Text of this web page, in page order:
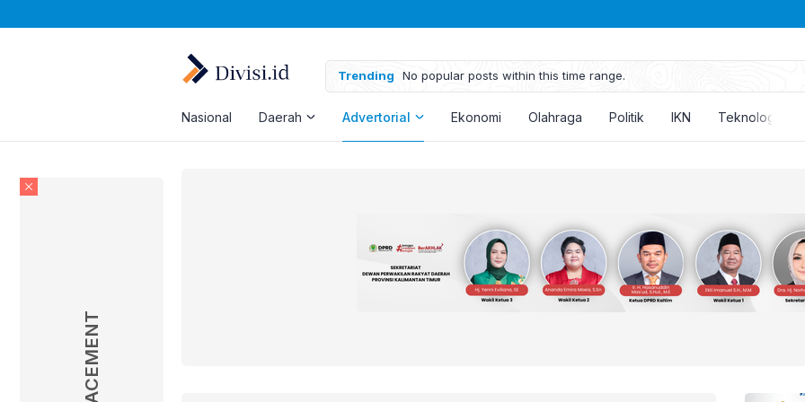
Trending No popular posts within this time range.
Nasional Daerah Advertorial Ekonomi Olahraga Politik IKN Teknologi